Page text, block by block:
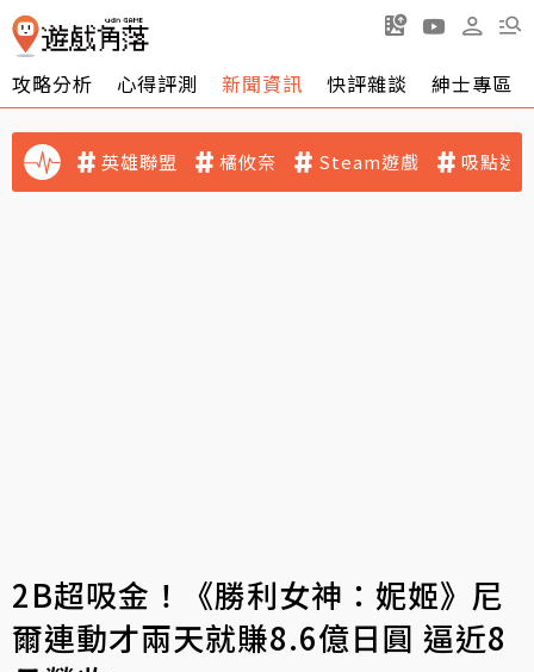
攻略分析 心得評測 新聞資訊 快評雜談 紳士專區
英雄聯盟 橘攸奈 Steam遊戲 吸點迷
2B超吸金！《勝利女神：妮姬》尼
爾連動才兩天就賺8.6億日圓 逼近8